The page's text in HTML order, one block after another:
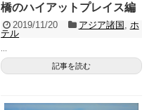
橋のハイアットプレイス編
2019/11/20 アジア諸国
ホ
テル
記事を読む